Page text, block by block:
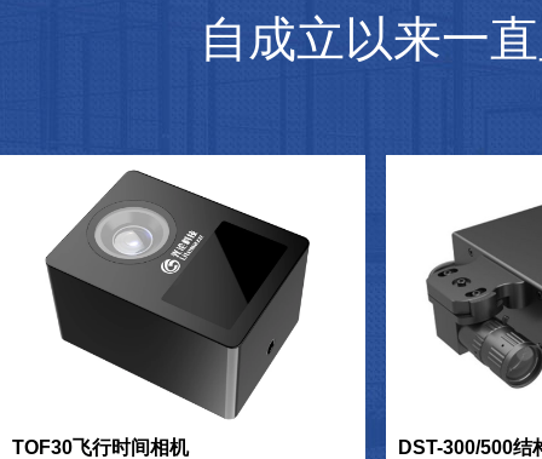
自成立以来一
TOF30飞行时间相机 DST-300/500结